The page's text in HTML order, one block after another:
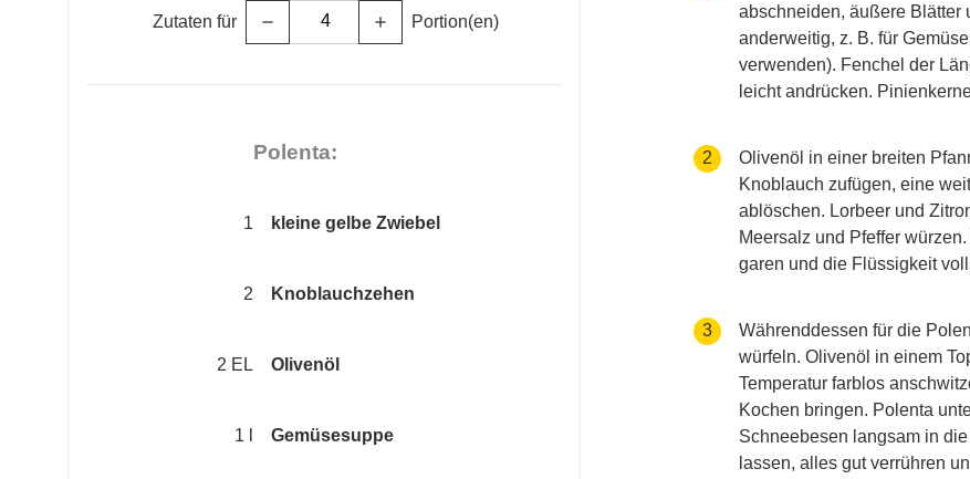
Zutaten für remove add Portion(en)
Polenta:
1 kleine gelbe Zwiebel
2 Knoblauchzehen
2 EL Olivenöl
1 l Gemüsesuppe
abschneiden, äußere Blätter
anderweitig, z. B. für
verwenden). Fenchel der
leicht andrücken.
2
Olivenöl in einer breiten
Knoblauch zufügen, eine
ablöschen. Lorbeer und
Meersalz und Pfeffer
garen und die Flüssigkeit
3
Währenddessen für die
würfeln. Olivenöl in einem
Temperatur farblos
Kochen bringen. Polenta
Schneebesen langsam in
lassen, alles gut verrühren